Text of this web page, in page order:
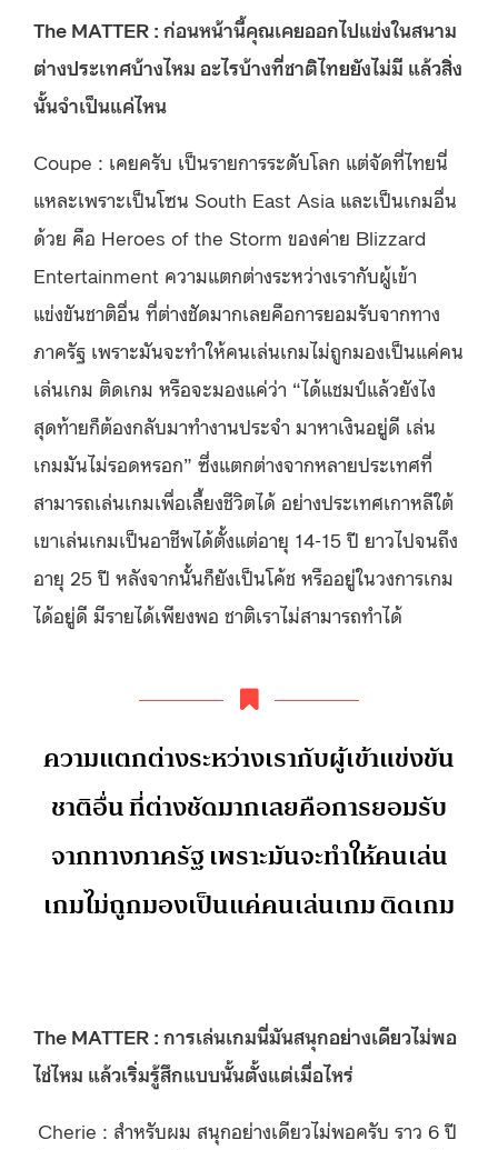
The MATTER : ก่อนหน้านี้คุณเคยออกไปแข่งในสนาม
ต่างประเทศบ้างไหม อะไรบ้างที่ชาติไทยยังไม่มี แล้วสิ่ง
นั้นจำเป็นแค่ไหน
Coupe : เคยครับ เป็นรายการระดับโลก แต่จัดที่ไทยนี่
แหละเพราะเป็นโซน South East Asia และเป็นเกมอื่น
ด้วย คือ Heroes of the Storm ของค่าย Blizzard
Entertainment ความแตกต่างระหว่างเรากับผู้เข้า
แข่งขันชาติอื่น ที่ต่างชัดมากเลยคือการยอมรับจากทาง
ภาครัฐ เพราะมันจะทำให้คนเล่นเกมไม่ถูกมองเป็นแค่คน
เล่นเกม ติดเกม หรือจะมองแค่ว่า “ได้แชมป์แล้วยังไง
สุดท้ายก็ต้องกลับมาทำงานประจำ มาหาเงินอยู่ดี เล่น
เกมมันไม่รอดหรอก” ซึ่งแตกต่างจากหลายประเทศที่
สามารถเล่นเกมเพื่อเลี้ยงชีวิตได้ อย่างประเทศเกาหลีใต้
เขาเล่นเกมเป็นอาชีพได้ตั้งแต่อายุ 14-15 ปี ยาวไปจนถึง
อายุ 25 ปี หลังจากนั้นก็ยังเป็นโค้ช หรืออยู่ในวงการเกม
ได้อยู่ดี มีรายได้เพียงพอ ชาติเราไม่สามารถทำได้
ความแตกต่างระหว่างเรากับผู้เข้าแข่งขัน
ชาติอื่น ที่ต่างชัดมากเลยคือการยอมรับ
จากทางภาครัฐ เพราะมันจะทำให้คนเล่น
เกมไม่ถูกมองเป็นแค่คนเล่นเกม ติดเกม
The MATTER : การเล่นเกมนี่มันสนุกอย่างเดียวไม่พอ
ไช่ไหม แล้วเริ่มรู้สึกแบบนั้นตั้งแต่เมื่อไหร่
Cherie : สำหรับผม สนุกอย่างเดียวไม่พอครับ ราว 6 ปี